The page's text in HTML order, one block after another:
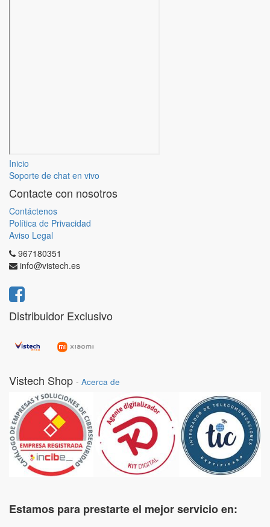
Inicio
Soporte de chat en vivo
Contacte con nosotros
Contáctenos
Política de Privacidad
Aviso Legal
967180351
info@vistech.es
Distribuidor Exclusivo
Vistech Shop - Acerca de
Estamos para prestarte el mejor servicio en: